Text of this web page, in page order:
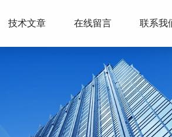
技术文章 在线留言 联系我